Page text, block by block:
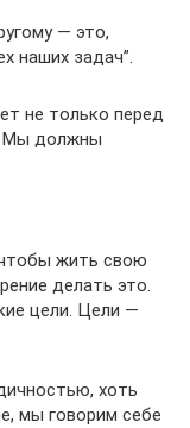
— это,
наших задач”.
не только перед
Мы должны
жить свою
делать это.
цели. Цели —
хоть
мы говорим себе